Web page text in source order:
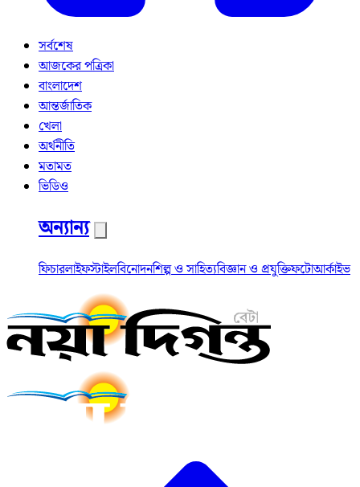
সর্বশেষ
আজকের পত্রিকা
বাংলাদেশ
আন্তর্জাতিক
খেলা
অর্থনীতি
মতামত
ভিডিও
অন্যান্য
ফিচারলাইফস্টাইলবিনোদনশিল্প ও সাহিত্যবিজ্ঞান ও প্রযুক্তিফটোআর্কাইভ